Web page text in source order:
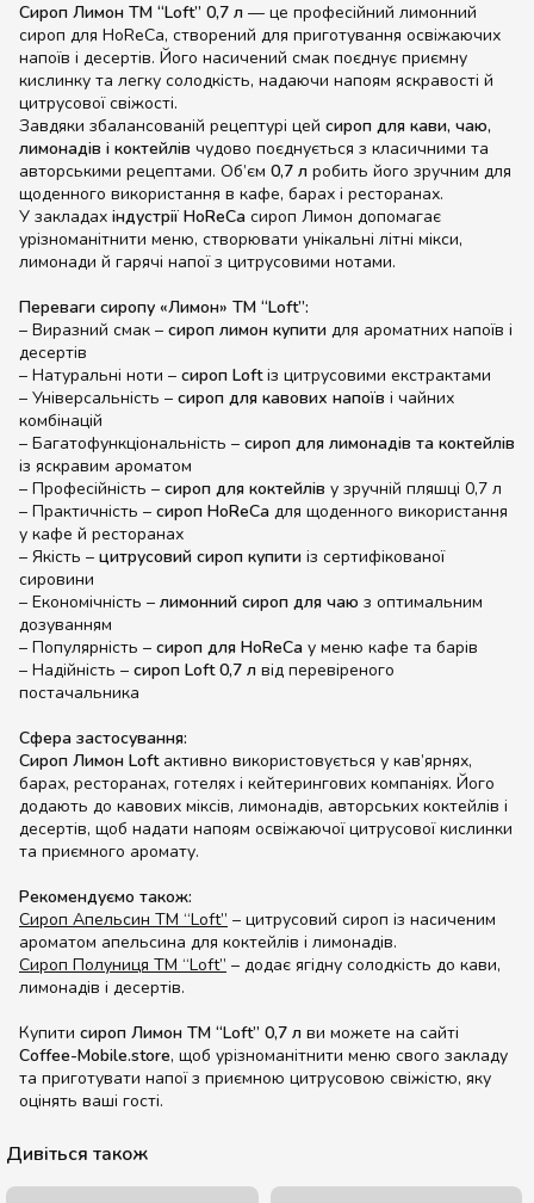
Сироп Лимон ТМ “Loft” 0,7 л — це професійний лимонний
сироп для HoReCa, створений для приготування освіжаючих
напоїв і десертів. Його насичений смак поєднує приємну
кислинку та легку солодкість, надаючи напоям яскравості й
цитрусової свіжості.
Завдяки збалансованій рецептурі цей сироп для кави, чаю,
лимонадів і коктейлів чудово поєднується з класичними та
авторськими рецептами. Об’єм 0,7 л робить його зручним для
щоденного використання в кафе, барах і ресторанах.
У закладах індустрії HoReCa сироп Лимон допомагає
урізноманітнити меню, створювати унікальні літні мікси,
лимонади й гарячі напої з цитрусовими нотами.
Переваги сиропу «Лимон» ТМ “Loft”:
– Виразний смак – сироп лимон купити для ароматних напоїв і
десертів
– Натуральні ноти – сироп Loftіз цитрусовими екстрактами
– Універсальність – сироп для кавових напоїв і чайних
комбінацій
– Багатофункціональність – сироп для лимонадів та коктейлів
із яскравим ароматом
– Професійність – сироп для коктейлів у зручній пляшці 0,7 л
– Практичність – сироп HoReCa для щоденного використання
у кафе й ресторанах
– Якість – цитрусовий сироп купити із сертифікованої
сировини
– Економічність – лимонний сироп для чаю з оптимальним
дозуванням
– Популярність – сироп для HoReCa у меню кафе та барів
– Надійність – сироп Loft 0,7 л від перевіреного
постачальника
Сфера застосування:
Сироп Лимон Loftактивно використовується у кав’ярнях,
барах, ресторанах, готелях і кейтерингових компаніях. Його
додають до кавових міксів, лимонадів, авторських коктейлів і
десертів, щоб надати напоям освіжаючої цитрусової кислинки
та приємного аромату.
Рекомендуємо також:
Сироп Апельсин ТМ “Loft” – цитрусовий сироп із насиченим
ароматом апельсина для коктейлів і лимонадів.
Сироп Полуниця ТМ “Loft” – додає ягідну солодкість до кави,
лимонадів і десертів.
Купити сироп Лимон ТМ “Loft” 0,7 л ви можете на сайті
Coffee-Mobile.store, щоб урізноманітнити меню свого закладу
та приготувати напої з приємною цитрусовою свіжістю, яку
оцінять ваші гості.
Дивіться також